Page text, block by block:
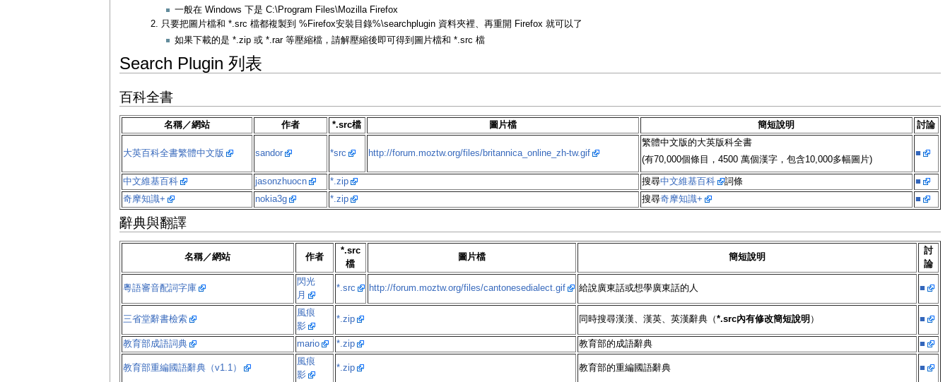
一般在 Windows 下是 C:\Program Files\Mozilla Firefox
只要把圖片檔和 *.src 檔都複製到 %Firefox安裝目錄%\searchplugin 資料夾裡、再重開 Firefox 就可以了
如果下載的是 *.zip 或 *.rar 等壓縮檔，請解壓縮後即可得到圖片檔和 *.src 檔
Search Plugin 列表
百科全書
名稱／網站 作者 *.src檔 圖片檔 簡短說明 討論
大英百科全書繁體中文版 sandor *src http://forum.moztw.org/files/britannica_online_zh-tw.gif
繁體中文版的大英版科全書
(有70,000個條目，4500 萬個漢字，包含10,000多幅圖片)
■
中文維基百科 jasonzhuocn *.zip 搜尋中文維基百科 詞條
■
奇摩知識+
nokia3g *.zip 搜尋奇摩知識+ ■
辭典與翻譯
名稱／網站 作者
*.src
檔
圖片檔 簡短說明
討
論
粵語審音配詞字庫
閃光
月
*.src http://forum.moztw.org/files/cantonesedialect.gif 給說廣東話或想學廣東話的人 ■
三省堂辭書檢索
風痕
影
*.zip 同時搜尋漢漢、漢英、英漢辭典（*.src內有修改簡短說明 ） ■
教育部成語詞典 mario *.zip 教育部的成語辭典 ■
教育部重編國語辭典（v1.1）
風痕
影
*.zip 教育部的重編國語辭典 ■